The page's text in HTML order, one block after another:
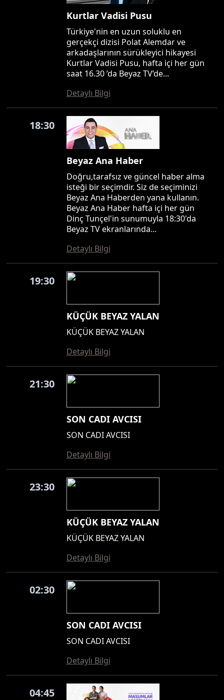
Kurtlar Vadisi Pusu
Türkiye'nin en uzun soluklu en
gerçekçi dizisi Polat Alemdar ve
arkadaşlarının sürükleyici hikayesi
Kurtlar Vadisi Pusu, hafta içi her gün
saat 16.30 ’da Beyaz TV’de...
Detaylı Bilgi
18:30
Beyaz Ana Haber
Doğru,tarafsız ve güncel haber alma
isteği bir seçimdir. Siz de seçiminizi
Beyaz Ana Haberden yana kullanın.
Beyaz Ana Haber hafta içi her gün
Dinç Tunçel'in sunumuyla 18:30'da
Beyaz TV ekranlarında...
Detaylı Bilgi
19:30
KÜÇÜK BEYAZ YALAN
KÜÇÜK BEYAZ YALAN
Detaylı Bilgi
21:30
SON CADI AVCISI
SON CADI AVCISI
Detaylı Bilgi
23:30
KÜÇÜK BEYAZ YALAN
KÜÇÜK BEYAZ YALAN
Detaylı Bilgi
02:30
SON CADI AVCISI
SON CADI AVCISI
Detaylı Bilgi
04:45